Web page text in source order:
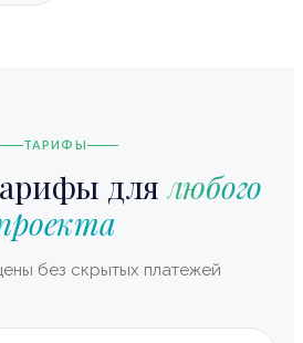
ТАРИФЫ
для любого
без скрытых платежей